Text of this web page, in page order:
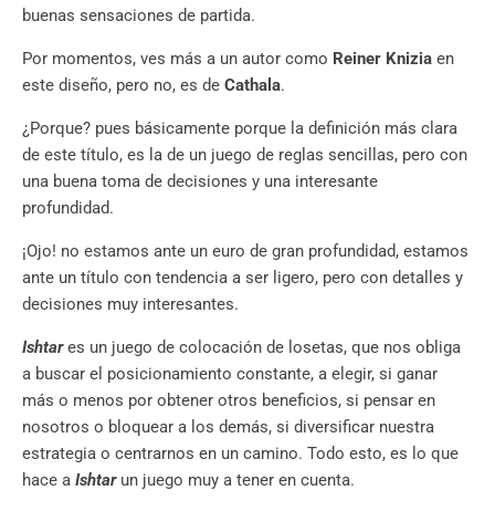
buenas sensaciones de partida.
Por momentos, ves más a un autor como Reiner Knizia en
este diseño, pero no, es de Cathala.
¿Porque? pues básicamente porque la definición más clara
de este título, es la de un juego de reglas sencillas, pero con
una buena toma de decisiones y una interesante
profundidad.
¡Ojo! no estamos ante un euro de gran profundidad, estamos
ante un título con tendencia a ser ligero, pero con detalles y
decisiones muy interesantes.
Ishtar es un juego de colocación de losetas, que nos obliga
a buscar el posicionamiento constante, a elegir, si ganar
más o menos por obtener otros beneficios, si pensar en
nosotros o bloquear a los demás, si diversificar nuestra
estrategia o centrarnos en un camino. Todo esto, es lo que
hace a Ishtarun juego muy a tener en cuenta.